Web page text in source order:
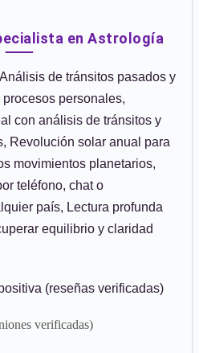
en Astrología
Análisis de tránsitos pasados y
personales,
con análisis de tránsitos y
Revolución solar anual para
movimientos planetarios,
teléfono, chat o
país, Lectura profunda
equilibrio y claridad
(reseñas verificadas)
verificadas)